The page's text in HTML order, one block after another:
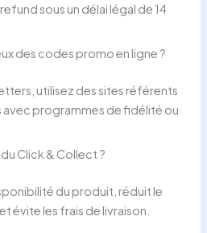
sous un délai légal de 14
des codes promo en ligne ?
utilisez des sites référents
programmes de fidélité ou
Click & Collect ?
du produit, réduit le
évite les frais de livraison.